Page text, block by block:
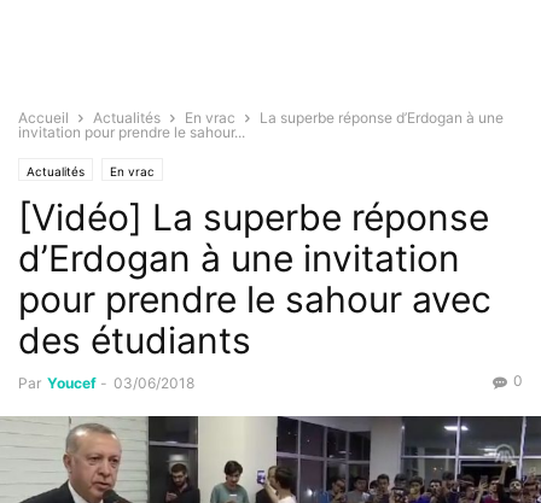
Accueil Actualités En vrac
La superbe réponse d’Erdogan à une
invitation pour prendre le sahour...
Actualités En vrac
[Vidéo] La superbe réponse
d’Erdogan à une invitation
pour prendre le sahour avec
des étudiants
Par Youcef - 03/06/2018 0